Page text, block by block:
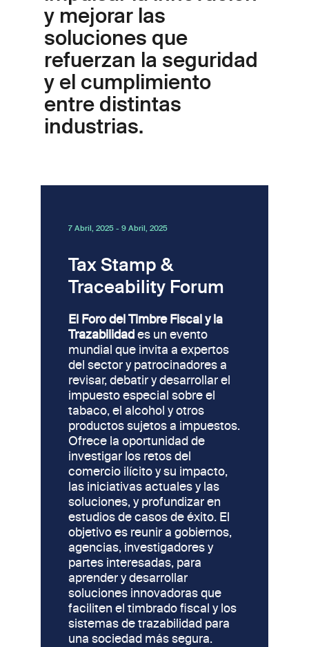
y mejorar las
soluciones que
refuerzan la seguridad
y el cumplimiento
entre distintas
industrias.
7 Abril, 2025 - 9 Abril, 2025
Tax Stamp &
Traceability Forum
El Foro del Timbre Fiscal y la
Trazabilidades un evento
mundial que invita a expertos
del sector y patrocinadores a
revisar, debatir y desarrollar el
impuesto especial sobre el
tabaco, el alcohol y otros
productos sujetos a impuestos.
Ofrece la oportunidad de
investigar los retos del
comercio ilícito y su impacto,
las iniciativas actuales y las
soluciones, y profundizar en
estudios de casos de éxito. El
objetivo es reunir a gobiernos,
agencias, investigadores y
partes interesadas, para
aprender y desarrollar
soluciones innovadoras que
faciliten el timbrado fiscal y los
sistemas de trazabilidad para
una sociedad más segura.